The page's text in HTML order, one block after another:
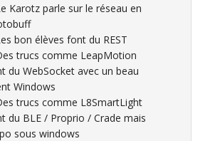
Karotz parle sur le réseau en
bon élèves font du REST
trucs comme LeapMotion
du WebSocket avec un beau
Windows
trucs comme L8SmartLight
du BLE / Proprio / Crade mais
sous windows